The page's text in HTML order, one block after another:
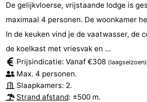
De gelijkvloerse, vrijstaande lodge is
maximaal 4 personen. De woonkamer
In de keuken vind je de vaatwasser, de
de koelkast met vriesvak en ...
Prijsindicatie: Vanaf €308 (laagseizoen)
Max. 4 personen.
Slaapkamers: 2.
Strand afstand: ±500 m.